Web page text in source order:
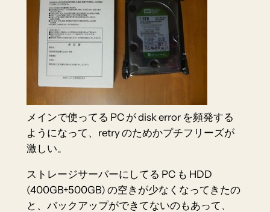
メインで使ってる PC が disk error を頻発する
ようになって、retry のためかプチフリーズが
激しい。
ストレージサーバーにしてる PC も HDD
(400GB+500GB) の空きが少なくなってきたの
と、バックアップができてないのもあって、